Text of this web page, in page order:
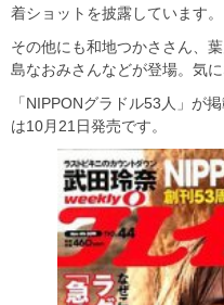
着ショットを披露しています。
その他にも和地つかささん、
島なおみさんなどが登場。気
「NIPPONグラドル53人」が
は10月21日発売です。